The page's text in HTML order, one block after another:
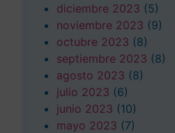
diciembre 2023 (5)
noviembre 2023 (9)
octubre 2023 (8)
septiembre 2023 (8)
agosto 2023 (8)
julio 2023 (6)
junio 2023 (10)
mayo 2023 (7)